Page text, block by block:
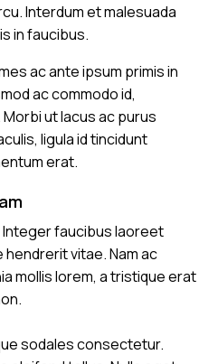
Interdum et malesuada
in faucibus.
ac ante ipsum primis in
ac commodo id,
ut lacus ac purus
ligula id tincidunt
erat.
Integer faucibus laoreet
vitae. Nam ac
mollis lorem, a tristique erat
sodales consectetur.